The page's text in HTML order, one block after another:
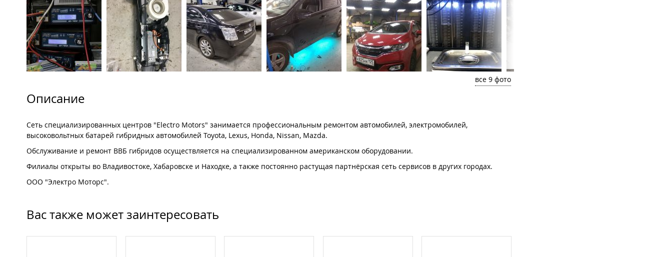
все 9 фото
Описание
Сеть специализированных центров "Electro Motors" занимается профессиональным ремонтом автомобилей, электромобилей,
высоковольтных батарей гибридных автомобилей Toyota, Lexus, Honda, Nissan, Mazda.
Обслуживание и ремонт ВВБ гибридов осуществляется на специализированном американском оборудовании.
Филиалы открыты во Владивостоке, Хабаровске и Находке, а также постоянно растущая партнёрская сеть сервисов в других городах.
ООО "Электро Моторс".
Вас также может заинтересовать